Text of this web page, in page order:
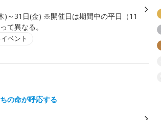
)～31日(金) ※開催日は期間中の平日（11
て異なる。
ベント
の命が呼応する